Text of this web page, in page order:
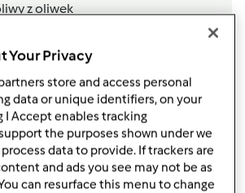
z oliwek
ziemniaka,
tymianku,lub kostka
uniwersalnej
pieprzu
ciemnego balsamicznego
Your Privacy
store and access personal
data or unique identifiers, on your
I Accept enables tracking
the purposes shown under we
data to provide. If trackers are
and ads you see may not be as
can resurface this menu to change